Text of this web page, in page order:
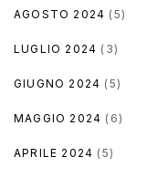
AGOSTO 2024 (5)
LUGLIO 2024 (3)
GIUGNO 2024 (5)
MAGGIO 2024 (6)
APRILE 2024 (5)